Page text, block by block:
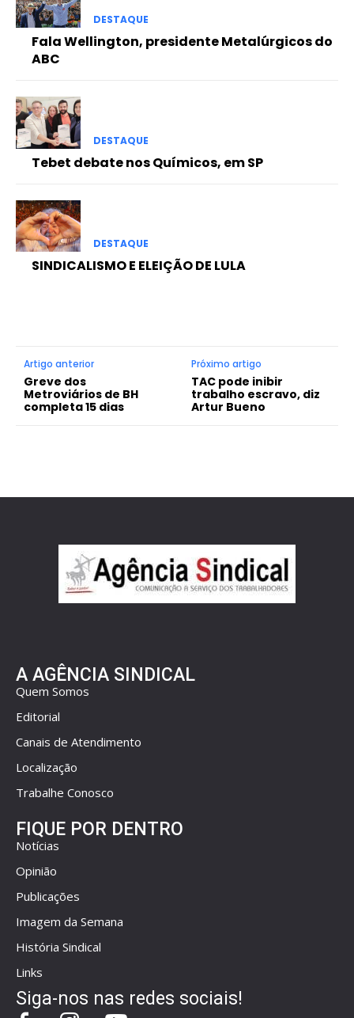
DESTAQUE
Fala Wellington, presidente Metalúrgicos do
ABC
DESTAQUE
Tebet debate nos Químicos, em SP
DESTAQUE
SINDICALISMO E ELEIÇÃO DE LULA
Artigo anterior
Greve dos
Metroviários de BH
completa 15 dias
Próximo artigo
TAC pode inibir
trabalho escravo, diz
Artur Bueno
A AGÊNCIA SINDICAL
Quem Somos
Editorial
Canais de Atendimento
Localização
Trabalhe Conosco
FIQUE POR DENTRO
Notícias
Opinião
Publicações
Imagem da Semana
História Sindical
Links
Siga-nos nas redes sociais!